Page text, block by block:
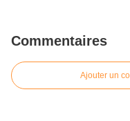
Commentaires
Ajouter un